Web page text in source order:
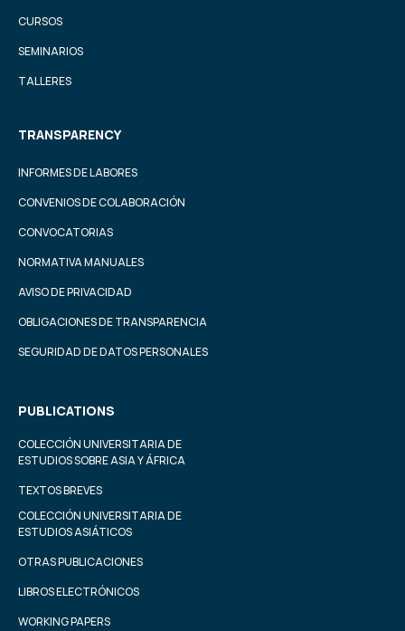
CURSOS
SEMINARIOS
TALLERES
TRANSPARENCY
INFORMES DE LABORES
CONVENIOS DE COLABORACIÓN
CONVOCATORIAS
NORMATIVA MANUALES
AVISO DE PRIVACIDAD
OBLIGACIONES DE TRANSPARENCIA
SEGURIDAD DE DATOS PERSONALES
PUBLICATIONS
COLECCIÓN UNIVERSITARIA DE
ESTUDIOS SOBRE ASIA Y ÁFRICA
TEXTOS BREVES
COLECCIÓN UNIVERSITARIA DE
ESTUDIOS ASIÁTICOS
OTRAS PUBLICACIONES
LIBROS ELECTRÓNICOS
WORKING PAPERS